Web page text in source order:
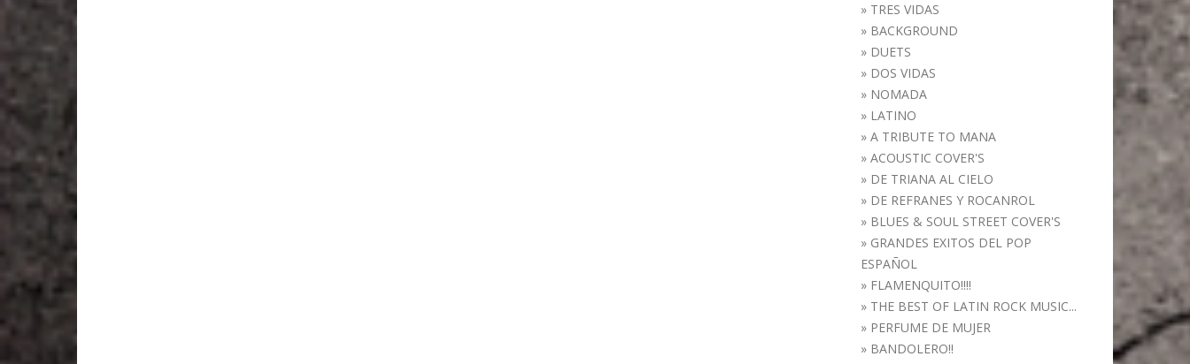
» TRES VIDAS
» BACKGROUND
» DUETS
» DOS VIDAS
» NOMADA
» LATINO
» A TRIBUTE TO MANA
» ACOUSTIC COVER'S
» DE TRIANA AL CIELO
» DE REFRANES Y ROCANROL
» BLUES & SOUL STREET COVER'S
» GRANDES EXITOS DEL POP
ESPAÑOL
» FLAMENQUITO!!!!
» THE BEST OF LATIN ROCK MUSIC...
» PERFUME DE MUJER
» BANDOLERO!!